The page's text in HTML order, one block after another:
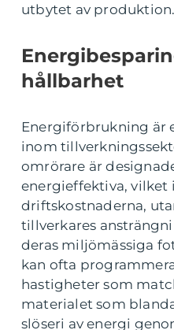
utbytet av produktion.
hållbarhet
Energiförbrukning är
inom
omrörare är
energieffektiva, vilket
driftskostnaderna,
tillverkares
deras miljömässiga
kan ofta
hastigheter som
materialet som
slöseri av energi